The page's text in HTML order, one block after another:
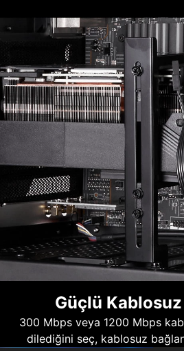
Güçlü Kablosuz
300 Mbps veya 1200 Mbps
dilediğini seç, kablosuz